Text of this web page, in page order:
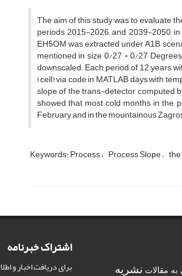
The aim of this study was to evaluate
periods 2015-2026 and 2039-2050
EH5OM was extracted under A1B
mentioned in size 0/27 × 0/27
downscaled. Each period of 12 years
(cell) via code in MATLAB days with
slope of the trans-detector computed
showed that most cold months in the
February and in the mountainous
Keywords: Process Process Slope
مقالات نشریه
اشتراک خبرنامه
برای دریافت اخبار و